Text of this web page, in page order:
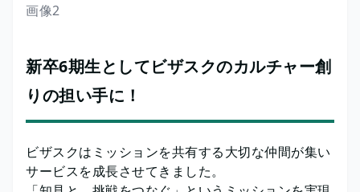
画像2
新卒6期生としてビザスクのカルチャー創
りの担い手に！
ビザスクはミッションを共有する大切な仲間が集い
サービスを成長させてきました。